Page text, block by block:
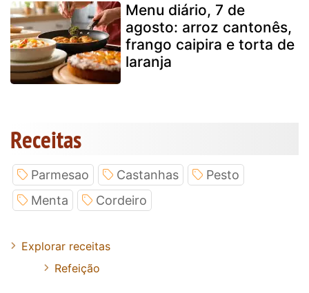
Menu diário, 7 de
agosto: arroz cantonês,
frango caipira e torta de
laranja
Receitas
Parmesao Castanhas
Pesto
Menta
Cordeiro
Explorar receitas
Refeição